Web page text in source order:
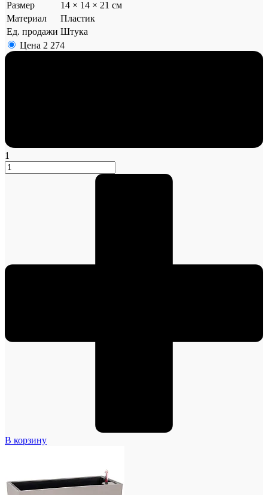
Размер
14 × 14 × 21 см
Материал
Пластик
Ед. продажи Штука
Цена 2 274
1
В корзину